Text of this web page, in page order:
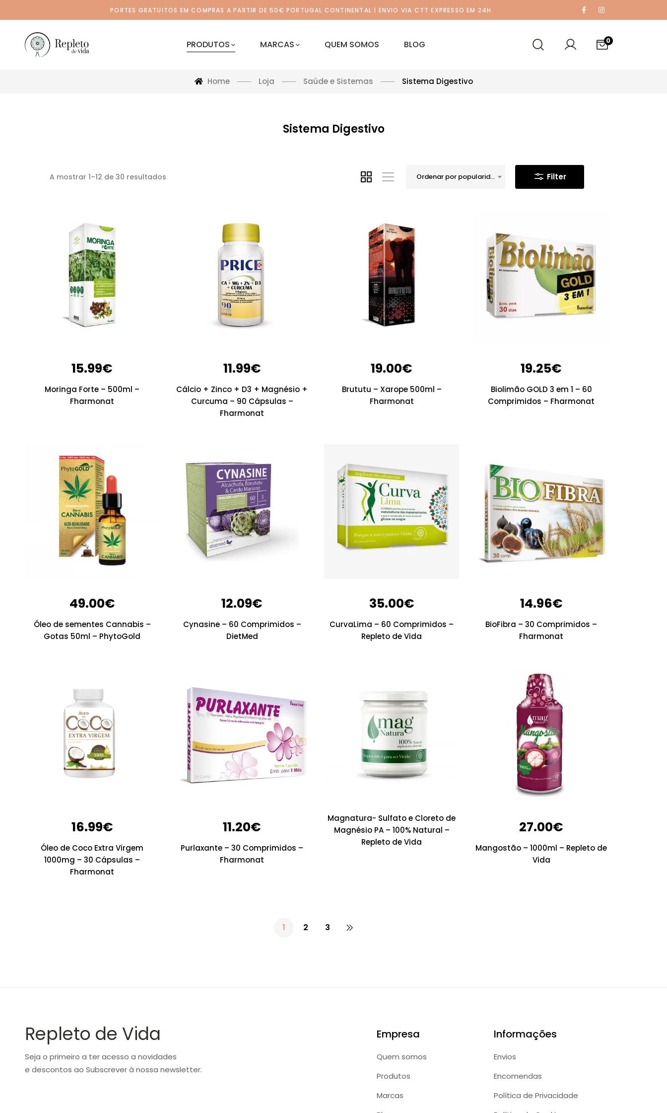
PORTES GRATUITOS EM COMPRAS A PARTIR DE 50€ PORTUGAL CONTINENTAL | ENVIO VIA CTT EXPRESSO EM 24H
PRODUTOS MARCAS QUEM SOMOS BLOG 0
Home Loja Saúde e Sistemas Sistema Digestivo
Sistema Digestivo
A mostrar 1–12 de 30 resultados Ordenar por popularidade Filter
15.99€
Moringa Forte – 500ml –
Fharmonat
11.99€
Cálcio + Zinco + D3 + Magnésio +
Curcuma – 90 Cápsulas –
Fharmonat
19.00€
Brututu – Xarope 500ml –
Fharmonat
19.25€
Biolimão GOLD 3 em 1 – 60
Comprimidos – Fharmonat
49.00€
Óleo de sementes Cannabis –
Gotas 50ml – PhytoGold
12.09€
Cynasine – 60 Comprimidos –
DietMed
35.00€
CurvaLima – 60 Comprimidos –
Repleto de Vida
14.96€
BioFibra – 30 Comprimidos –
Fharmonat
16.99€
Óleo de Coco Extra Virgem
1000mg – 30 Cápsulas –
Fharmonat
11.20€
Purlaxante – 30 Comprimidos –
Fharmonat
Magnatura- Sulfato e Cloreto de
Magnésio PA – 100% Natural –
Repleto de Vida
27.00€
Mangostão – 1000ml – Repleto de
Vida
1 2 3
Repleto de Vida
Seja o primeiro a ter acesso a novidades
e descontos ao Subscrever à nossa newsletter.
Empresa
Quem somos
Produtos
Marcas
Informações
Envios
Encomendas
Política de Privacidade